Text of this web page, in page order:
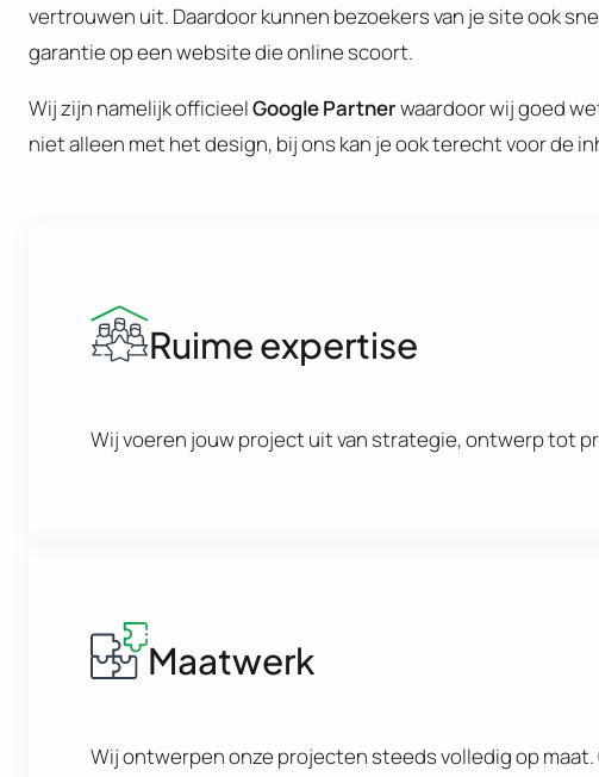
vertrouwen uit. Daardoor kunnen bezoekers van je site ook
garantie op een website die online scoort.
Wij zijn namelijk officieelGoogle Partnerwaardoor wij goed
niet alleen met het design, bij ons kan je ook terecht voor de
Ruime expertise
Wij voeren jouw project uit van strategie, ontwerp tot
Maatwerk
Wij ontwerpen onze projecten steeds volledig op